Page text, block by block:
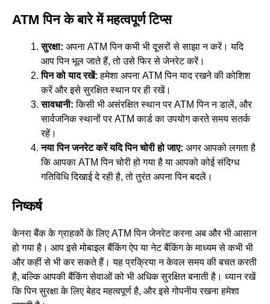
ATM पिन के बारे में महत्वपूर्ण टिप्स
सुरक्षा: अपना ATM पिन कभी भी दूसरों से साझा न करें। यदि
आप पिन भूल जाते हैं, तो उसे फिर से जेनरेट करें।
पिन को याद रखें: हमेशा अपना ATM पिन याद रखने की कोशिश
करें और इसे सुरक्षित स्थान पर ही रखें।
सावधानी: किसी भी असंरक्षित स्थान पर ATM पिन न डालें, और
सार्वजनिक स्थानों पर ATM कार्ड का उपयोग करते समय सतर्क
रहें।
नया पिन जनरेट करें यदि पिन चोरी हो जाए: अगर आपको लगता है
कि आपका ATM पिन चोरी हो गया है या आपको कोई संदिग्ध
गतिविधि दिखाई दे रही है, तो तुरंत अपना पिन बदलें।
निष्कर्ष
केनरा बैंक के ग्राहकों के लिए ATM पिन जेनरेट करना अब और भी आसान
हो गया है। आप इसे मोबाइल बैंकिंग ऐप या नेट बैंकिंग के माध्यम से कभी भी
और कहीं से भी कर सकते हैं। यह प्रक्रिया न केवल समय की बचत करती
है, बल्कि आपकी बैंकिंग सेवाओं को भी अधिक सुरक्षित बनाती है। ध्यान रखें
कि पिन सुरक्षा के लिए बेहद महत्वपूर्ण है, और इसे गोपनीय रखना हमेशा